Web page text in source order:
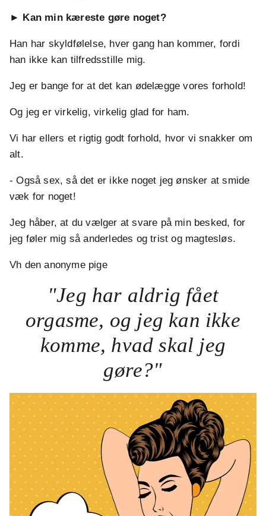
► Kan min kæreste gøre noget?
Han har skyldfølelse, hver gang han kommer, fordi
han ikke kan tilfredsstille mig.
Jeg er bange for at det kan ødelægge vores forhold!
Og jeg er virkelig, virkelig glad for ham.
Vi har ellers et rigtig godt forhold, hvor vi snakker om
alt.
- Også sex, så det er ikke noget jeg ønsker at smide
væk for noget!
Jeg håber, at du vælger at svare på min besked, for
jeg føler mig så anderledes og trist og magtesløs.
Vh den anonyme pige
"Jeg har aldrig fået
orgasme, og jeg kan ikke
komme, hvad skal jeg
gøre?"